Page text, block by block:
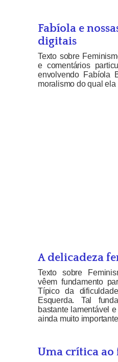
Fabíola e
digitais
Texto sobre
e comentários
envolvendo Fabíola
moralismo do qual ela
A delicadeza
Texto sobre
vêem fundamento
Típico da
Esquerda. Tal
bastante lamentável
ainda muito
Uma crítica